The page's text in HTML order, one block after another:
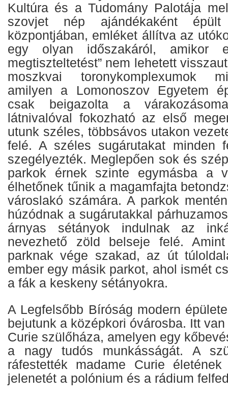
Kultúra és a Tudomány Palotája
szovjet nép ajándékaként
központjában, emléket állítva az
egy olyan időszakáról, amikor
megtiszteltetést” nem lehetett
moszkvai toronykomplexumok
amilyen a Lomonoszov Egyetem
csak beigazolta a
látnivalóval fokozható az első
utunk széles, többsávos utakon
felé. A széles sugárutakat minden
szegélyezték. Meglepően sok és
parkok érnek szinte egymásba a
élhetőnek tűnik a magamfajta
városlakó számára. A parkok
húzódnak a sugárutakkal
árnyas sétányok indulnak az
nevezhető zöld belseje felé.
parknak vége szakad, az út
ember egy másik parkot, ahol ismét
a fák a keskeny sétányokra.
A Legfelsőbb Bíróság modern
bejutunk a középkori óvárosba. Itt van
Curie szülőháza, amelyen egy
a nagy tudós munkásságát. A
ráfestették madame Curie
jelenetét a polónium és a rádium